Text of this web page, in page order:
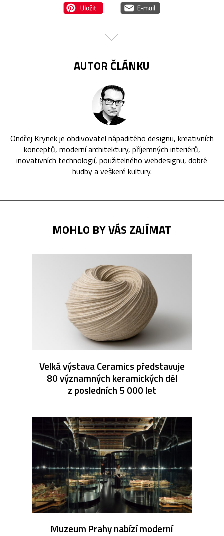
AUTOR ČLÁNKU
Ondřej Krynek je obdivovatel nápaditého designu, kreativních
konceptů, moderní architektury, příjemných interiérů,
inovativních technologií, použitelného webdesignu, dobré
hudby a veškeré kultury.
MOHLO BY VÁS ZAJÍMAT
Velká výstava Ceramics představuje
80 významných keramických děl
z posledních 5 000 let
Muzeum Prahy nabízí moderní